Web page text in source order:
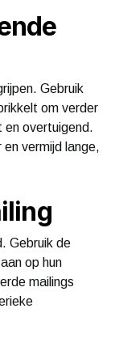
Gebruik
om verder
overtuigend.
vermijd lange,
Gebruik de
op hun
mailings